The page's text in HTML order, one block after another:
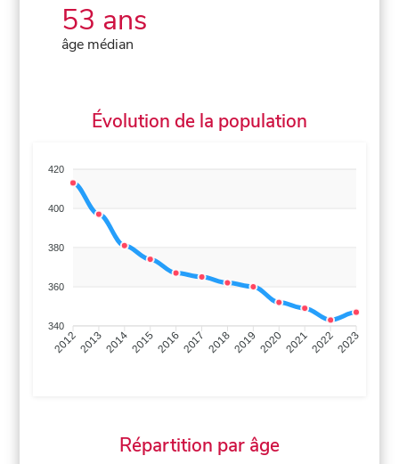
53 ans
âge médian
Évolution de la population
420
400
380
360
340
201220132014201520162017 20182019 2020202120222023
Répartition par âge